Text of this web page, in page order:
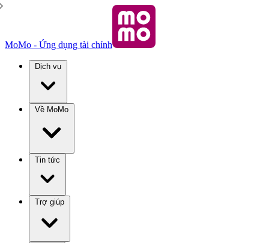
MoMo - Ứng dụng tài chính
Dịch vụ
Về MoMo
Tin tức
Trợ giúp